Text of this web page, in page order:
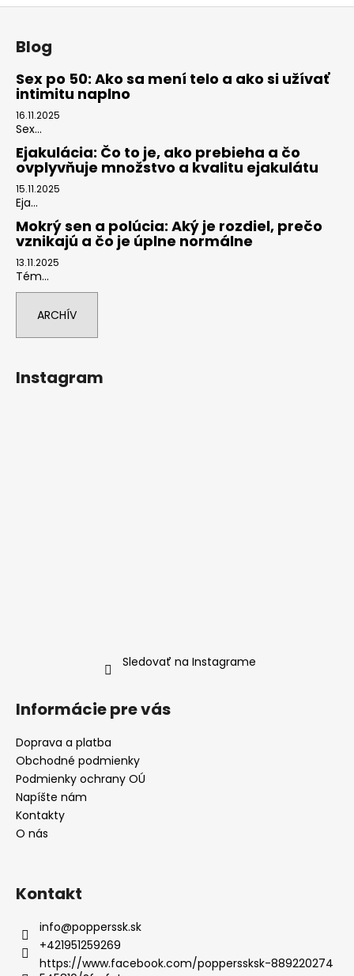
Z
Blog
Sex po 50: Ako sa mení telo a ako si užívať
intimitu naplno
16.11.2025
Sex...
Ejakulácia: Čo to je, ako prebieha a čo
ovplyvňuje množstvo a kvalitu ejakulátu
15.11.2025
Eja...
Mokrý sen a polúcia: Aký je rozdiel, prečo
vznikajú a čo je úplne normálne
13.11.2025
Tém...
ARCHÍV
Instagram
Sledovať na Instagrame
Informácie pre vás
Doprava a platba
Obchodné podmienky
Podmienky ochrany OÚ
Napíšte nám
Kontakty
O nás
Kontakt
info@popperssk.sk
+421951259269
https://www.facebook.com/popperssksk-889220274